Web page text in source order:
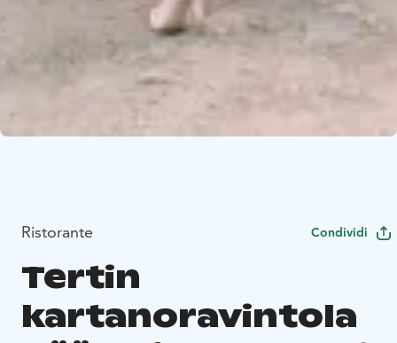
Ristorante Condividi
Tertin
kartanoravintola